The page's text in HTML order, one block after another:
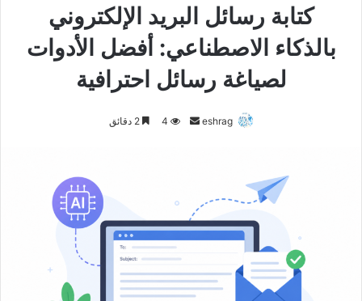
كتابة رسائل البريد الإلكتروني
بالذكاء الاصطناعي: أفضل الأدوات
لصياغة رسائل احترافية
eshrag
أرسل 4 2 دقائق